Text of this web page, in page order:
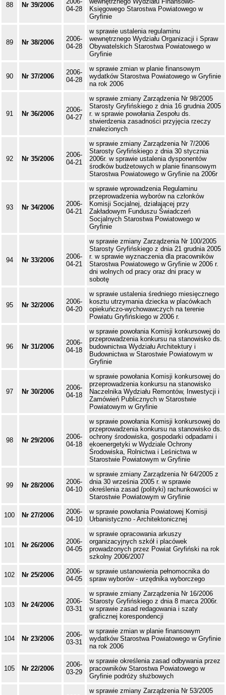
88 Nr 39/2006
04-28
Księgowego Starostwa Powiatowego w
Gryfinie
89 Nr 38/2006
2006-
04-28
w sprawie ustalenia regulaminu
wewnętrznego Wydziału Organizacji i Spraw
Obywatelskich Starostwa Powiatowego w
Gryfinie
90 Nr 37/2006
2006-
04-28
w sprawie zmian w planie finansowym
wydatków Starostwa Powiatowego w Gryfinie
na rok 2006
91 Nr 36/2006
2006-
04-27
w sprawie zmiany Zarządzenia Nr 98/2005
Starosty Gryfińskiego z dnia 16 grudnia 2005
r. w sprawie powołania Zespołu ds.
stwierdzenia zasadności przyjęcia rzeczy
znalezionych
92 Nr 35/2006
2006-
04-21
w sprawie zmiany Zarządzenia Nr 7/2006
Starosty Gryfińskiego z dnia 30 stycznia
2006r. w sprawie ustalenia dysponentów
środków budżetowych w planie finansowym
Starostwa Powiatowego w Gryfinie na 2006r
93 Nr 34/2006
2006-
04-21
w sprawie wprowadzenia Regulaminu
przeprowadzenia wyborów na członków
Komisji Socjalnej, działającej przy
Zakładowym Funduszu Świadczeń
Socjalnych Starostwa Powiatowego w
Gryfinie
94 Nr 33/2006
2006-
04-21
w sprawie zmiany Zarządzenia Nr 100/2005
Starosty Gryfińskiego z dnia 21 grudnia 2005
r. w sprawie wyznaczenia dla pracowników
Starostwa Powiatowego w Gryfinie w 2006 r.
dni wolnych od pracy oraz dni pracy w
sobotę
95 Nr 32/2006
2006-
04-20
w sprawie ustalenia średniego miesięcznego
kosztu utrzymania dziecka w placówkach
opiekuńczo-wychowawczych na terenie
Powiatu Gryfińskiego w 2006 r.
96 Nr 31/2006
2006-
04-18
w sprawie powołania Komisji konkursowej do
przeprowadzenia konkursu na stanowisko ds.
budownictwa Wydziału Architektury i
Budownictwa w Starostwie Powiatowym w
Gryfinie
97 Nr 30/2006
2006-
04-18
w sprawie powołania Komisji konkursowej do
przeprowadzenia konkursu na stanowisko
Naczelnika Wydziału Remontów, Inwestycji i
Zamówień Publicznych w Starostwie
Powiatowym w Gryfinie
98 Nr 29/2006
2006-
04-18
w sprawie powołania Komisji konkursowej do
przeprowadzenia konkursu na stanowisko ds.
ochrony środowiska, gospodarki odpadami i
ekoenergetyki w Wydziale Ochrony
Środowiska, Rolnictwa i Leśnictwa w
Starostwie Powiatowym w Gryfinie
99 Nr 28/2006
2006-
04-10
w sprawie zmiany Zarządzenia Nr 64/2005 z
dnia 30 września 2005 r. w sprawie
określenia zasad (polityki) rachunkowości w
Starostwie Powiatowym w Gryfinie
100 Nr 27/2006
2006-
04-10
w sprawie powołania Powiatowej Komisji
Urbanistyczno - Architektonicznej
101 Nr 26/2006
2006-
04-05
w sprawie opracowania arkuszy
organizacyjnych szkół i placówek
prowadzonych przez Powiat Gryfiński na rok
szkolny 2006/2007
102 Nr 25/2006
2006-
04-05
w sprawie ustanowienia pełnomocnika do
spraw wyborów - urzędnika wyborczego
103 Nr 24/2006
2006-
03-31
w sprawie zmiany Zarządzenia Nr 16/2006
Starosty Gryfińskiego z dnia 8 marca 2006r.
w sprawie zasad redagowania i szaty
graficznej korespondencji
104 Nr 23/2006
2006-
03-31
w sprawie zmian w planie finansowym
wydatków Starostwa Powiatowego w Gryfinie
na rok 2006
105 Nr 22/2006
2006-
03-29
w sprawie określenia zasad odbywania przez
pracowników Starostwa Powiatowego w
Gryfinie podróży służbowych
w sprawie zmiany Zarządzenia Nr 53/2005